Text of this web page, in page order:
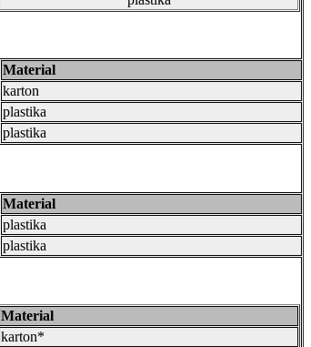
Material
karton
plastika
plastika
Material
plastika
plastika
Material
karton*